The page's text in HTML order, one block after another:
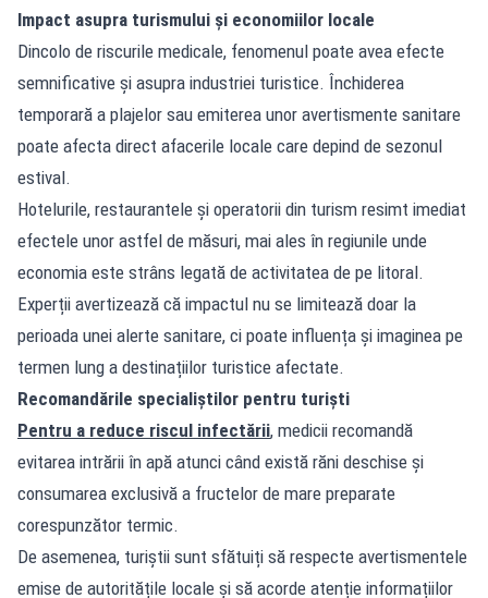
Impact asupra turismului și economiilor locale
Dincolo de riscurile medicale, fenomenul poate avea efecte
semnificative și asupra industriei turistice. Închiderea
temporară a plajelor sau emiterea unor avertismente sanitare
poate afecta direct afacerile locale care depind de sezonul
estival.
Hotelurile, restaurantele și operatorii din turism resimt imediat
efectele unor astfel de măsuri, mai ales în regiunile unde
economia este strâns legată de activitatea de pe litoral.
Experții avertizează că impactul nu se limitează doar la
perioada unei alerte sanitare, ci poate influența și imaginea pe
termen lung a destinațiilor turistice afectate.
Recomandările specialiștilor pentru turiști
Pentru a reduce riscul infectării, medicii recomandă
evitarea intrării în apă atunci când există răni deschise și
consumarea exclusivă a fructelor de mare preparate
corespunzător termic.
De asemenea, turiștii sunt sfătuiți să respecte avertismentele
emise de autoritățile locale și să acorde atenție informațiilor